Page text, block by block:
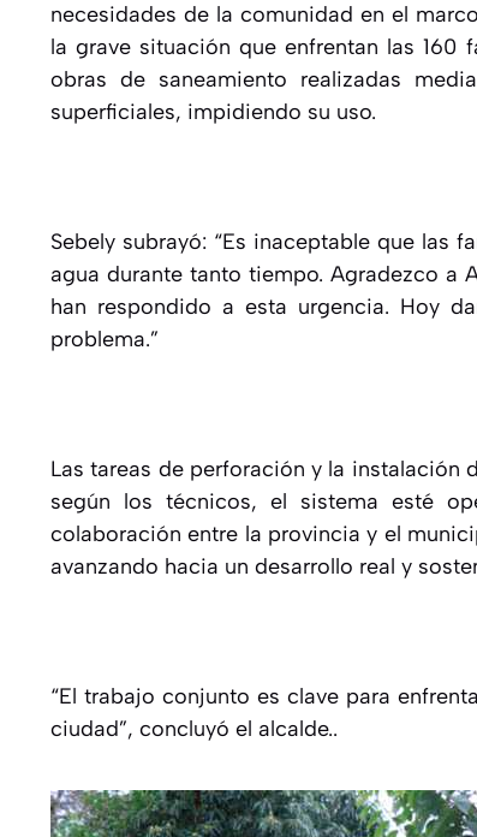
necesidades de la comunidad en el
la grave situación que enfrentan las 160
obras de saneamiento realizadas
superficiales, impidiendo su uso.
Sebely subrayó: “Es inaceptable que las
agua durante tanto tiempo. Agradezco a
han respondido a esta urgencia. Hoy
problema.”
Las tareas de perforación y la instalación
según los técnicos, el sistema esté
colaboración entre la provincia y el
avanzando hacia un desarrollo real y
“El trabajo conjunto es clave para
ciudad”, concluyó el alcalde..